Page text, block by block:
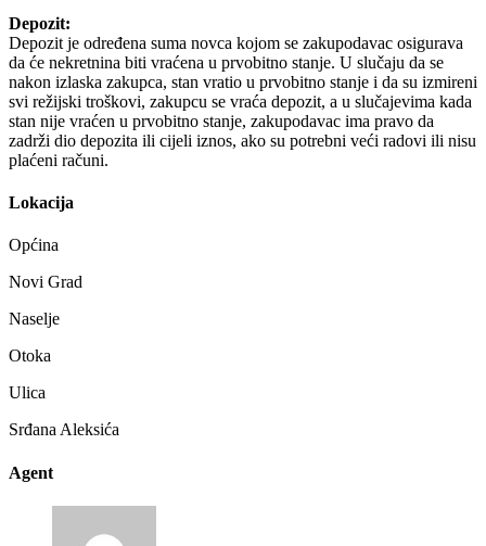
Depozit:
Depozit je određena suma novca kojom se zakupodavac osigurava
da će nekretnina biti vraćena u prvobitno stanje. U slučaju da se
nakon izlaska zakupca, stan vratio u prvobitno stanje i da su izmireni
svi režijski troškovi, zakupcu se vraća depozit, a u slučajevima kada
stan nije vraćen u prvobitno stanje, zakupodavac ima pravo da
zadrži dio depozita ili cijeli iznos, ako su potrebni veći radovi ili nisu
plaćeni računi.
Lokacija
Općina
Novi Grad
Naselje
Otoka
Ulica
Srđana Aleksića
Agent